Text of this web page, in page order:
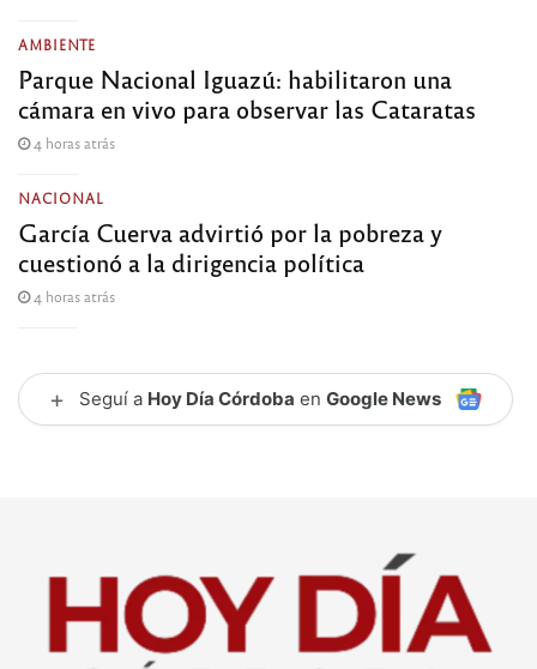
AMBIENTE
Parque Nacional Iguazú: habilitaron una
cámara en vivo para observar las Cataratas
4 horas atrás
NACIONAL
García Cuerva advirtió por la pobreza y
cuestionó a la dirigencia política
4 horas atrás
+ Seguí a Hoy Día Córdoba en Google News